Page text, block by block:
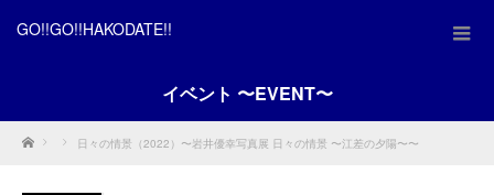
GO!!GO!!HAKODATE!!
イベント 〜EVENT〜
Home 日々の情景（2022）〜岩井優幸写真展 日々の情景 〜江差の夕陽〜〜